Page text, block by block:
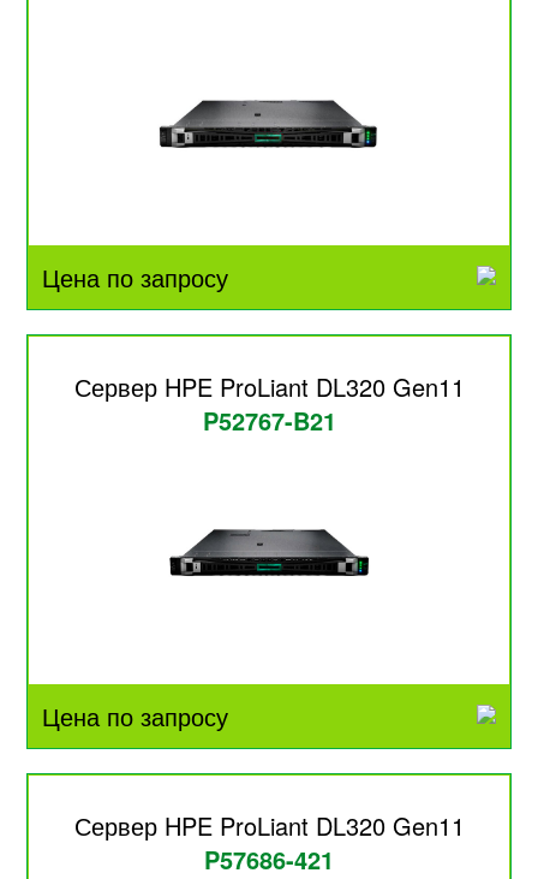
Цена по запросу
Сервер HPE ProLiant DL320 Gen11
P52767-B21
Цена по запросу
Сервер HPE ProLiant DL320 Gen11
P57686-421